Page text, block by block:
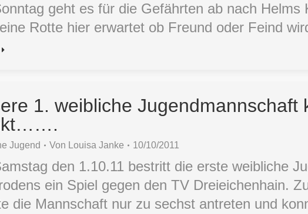
geht es für die Gefährten ab nach Helms
Rotte hier erwartet ob Freund oder Feind
1. weibliche Jugendmannschaft
Jugend Von Louisa Janke 10/10/2011
den 1.10.11 bestritt die erste weibliche
ein Spiel gegen den TV Dreieichenhain.
die Mannschaft nur zu sechst antreten und